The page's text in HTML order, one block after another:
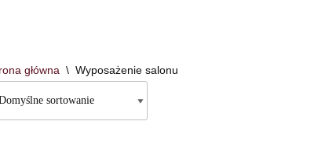
główna \ Wyposażenie salonu